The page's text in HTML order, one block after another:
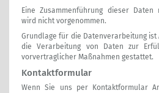
Eine Zusammenführung dieser
wird nicht vorgenommen.
Grundlage für die Datenverarbeitung ist
die Verarbeitung von Daten zur
vorvertraglicher Maßnahmen gestattet.
Kontaktformular
Wenn Sie uns per Kontaktformular